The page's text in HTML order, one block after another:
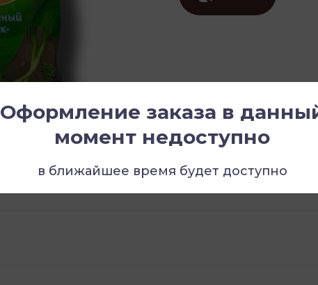
Оформление заказа в
момент недоступно
в ближайшее время будет доступно